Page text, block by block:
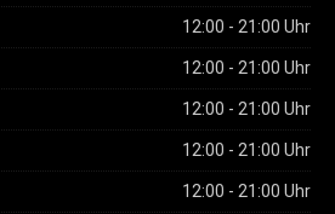
12:00 - 21:00 Uhr
12:00 - 21:00 Uhr
12:00 - 21:00 Uhr
12:00 - 21:00 Uhr
12:00 - 21:00 Uhr